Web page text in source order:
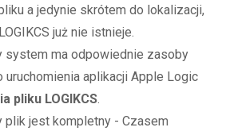
a jedynie skrótem do lokalizacji,
już nie istnieje.
system ma odpowiednie zasoby
uruchomienia aplikacji Apple Logic
pliku LOGIKCS.
plik jest kompletny - Czasem